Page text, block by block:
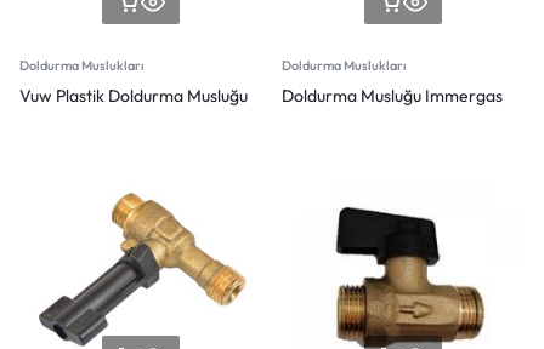
Doldurma Muslukları
Vuw Plastik Doldurma Musluğu
Doldurma Muslukları
Doldurma Musluğu Immergas